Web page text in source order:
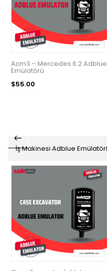
Acm3 – Mercedes 6.2 Adblue
Emülatörü
$55.00